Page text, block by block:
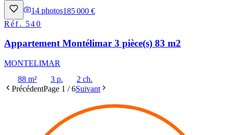
14 photos185 000 €
Réf. 540
Appartement Montélimar 3 pièce(s) 83 m2
MONTELIMAR
88 m²
3 p.
2 ch.
PrécédentPage 1 /6Suivant